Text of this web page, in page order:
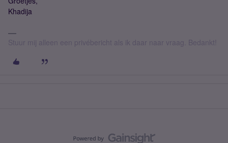
Khadija
Stuur mij alleen een privébericht als ik daar naar vraag. Bedankt!